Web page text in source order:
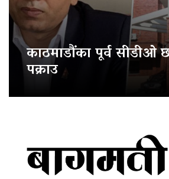
काठमाडौंका पूर्व सीडीओ
पक्राउ